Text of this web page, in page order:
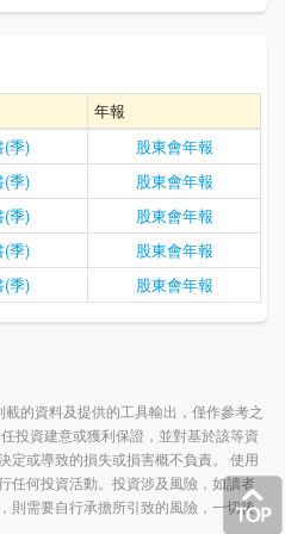
年報
(季)
股東會年報
(季)
股東會年報
(季)
股東會年報
(季)
股東會年報
(季) 股東會年報
的資料及提供的工具輸出，僅作參考之
投資建意或獲利保證，並對基於該等資
定或導致的損失或損害概不負責。 使用
任何投資活動。投資涉及風險，如讀者
則需要自行承擔所引致的風險，一切後